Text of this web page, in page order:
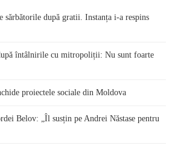
sărbătorile după gratii. Instanța i-a respins
întâlnirile cu mitropoliții: Nu sunt foarte
proiectele sociale din Moldova
Belov: „Îl susțin pe Andrei Năstase pentru